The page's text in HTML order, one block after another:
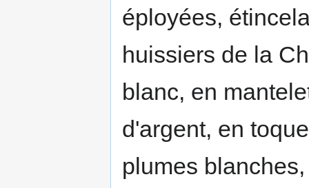
éployées,
huissiers de la
blanc, en
d'argent, en
plumes